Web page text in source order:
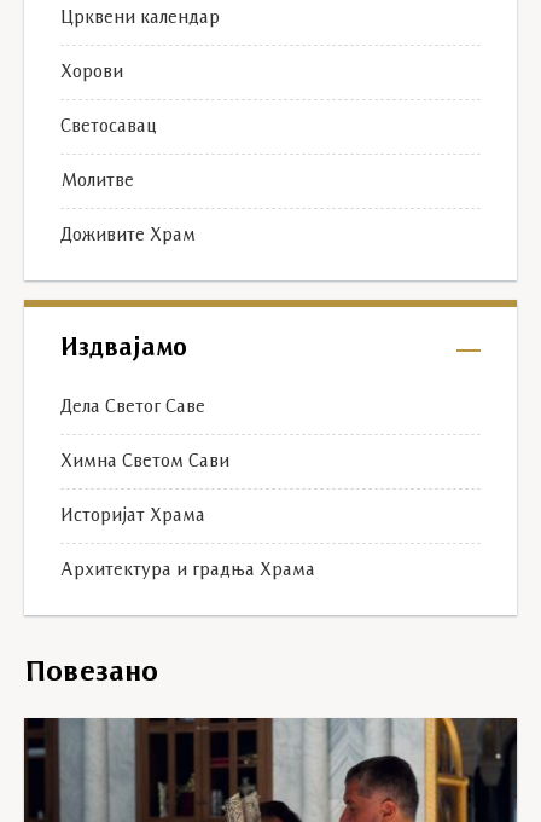
Црквени календар
Хорови
Светосавац
Молитве
Доживите Храм
Издвајамо
Дела Светог Саве
Химна Светом Сави
Историјат Храма
Архитектура и градња Храма
Повезано